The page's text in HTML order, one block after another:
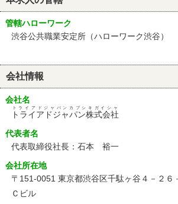
管轄ハローワーク
渋谷公共職業安定所（ハローワーク渋谷）
会社情報
会社名
トライアドジャパン株式会社
トライアドジャパンカブシキガイシャ
代表者名
代表取締役社長：石本 裕一
会社所在地
〒151-0051 東京都渋谷区千駄ヶ谷４－２
Ｃビル